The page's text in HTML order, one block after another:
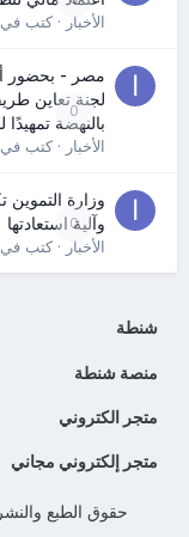
الأخبار· كتب في
0
مصر - بحضور
لجنة تعاين
بالنهضة تمهيدًا
الأخبار· كتب في
0
وزارة التموين
وآلية استعادتها
الأخبار· كتب في
شنطة
منصة شنطة
متجر الكتروني
متجر إلكتروني مجاني
حقوق الطبع والنشر